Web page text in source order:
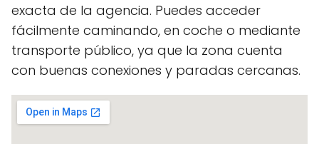
exacta de la agencia. Puedes acceder
fácilmente caminando, en coche o mediante
transporte público, ya que la zona cuenta
con buenas conexiones y paradas cercanas.